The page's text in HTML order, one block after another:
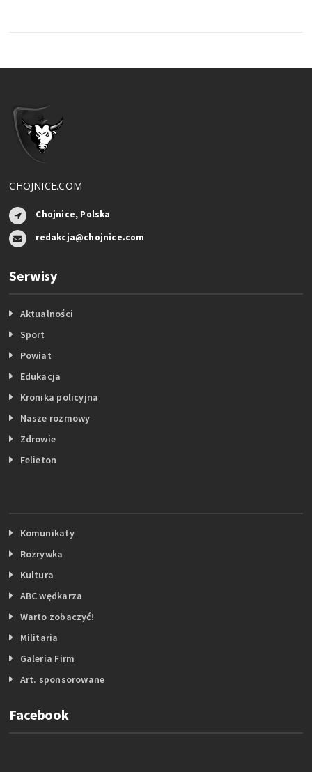
CHOJNICE.COM
Chojnice, Polska
redakcja@chojnice.com
Serwisy
Aktualności
Sport
Powiat
Edukacja
Kronika policyjna
Nasze rozmowy
Zdrowie
Felieton
Komunikaty
Rozrywka
Kultura
ABC wędkarza
Warto zobaczyć!
Militaria
Galeria Firm
Art. sponsorowane
Facebook